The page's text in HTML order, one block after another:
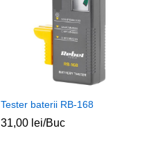
Tester baterii RB-168
31,00 lei/Buc